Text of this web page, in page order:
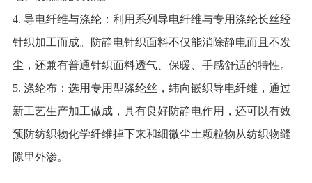
4. 导电纤维与涤纶：利用系列导电纤维与专用涤纶长丝经
针织加工而成。防静电针织面料不仅能消除静电而且不发
尘，还兼有普通针织面料透气、保暖、手感舒适的特性。
5. 涤纶布：选用专用型涤纶丝，纬向嵌织导电纤维，通过
新工艺生产加工做成，具有良好防静电作用，还可以有效
预防纺织物化学纤维掉下来和细微尘土颗粒物从纺织物缝
隙里外渗。